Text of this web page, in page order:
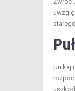
Zwróć
Unikaj